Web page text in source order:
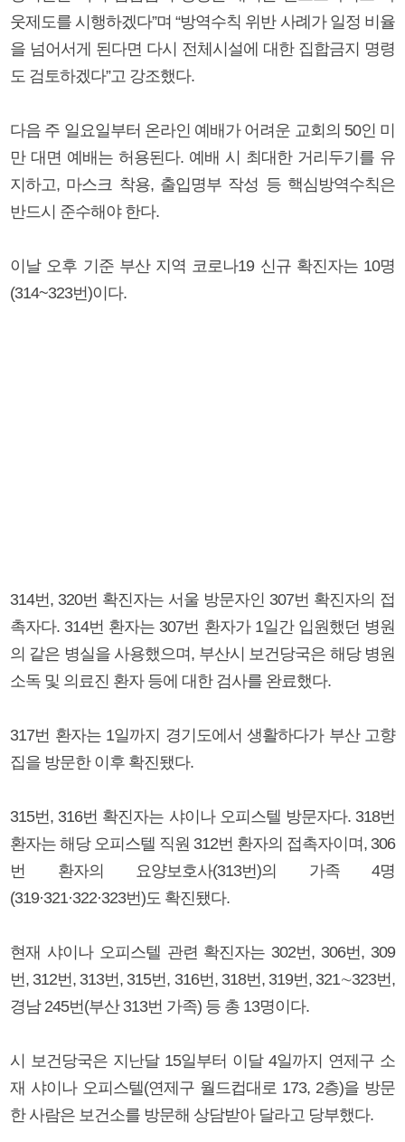
웃제도를 시행하겠다”며 “방역수칙 위반 사례가 일정 비율
을 넘어서게 된다면 다시 전체시설에 대한 집합금지 명령
도 검토하겠다”고 강조했다.
다음 주 일요일부터 온라인 예배가 어려운 교회의 50인 미
만 대면 예배는 허용된다. 예배 시 최대한 거리두기를 유
지하고, 마스크 착용, 출입명부 작성 등 핵심방역수칙은
반드시 준수해야 한다.
이날 오후 기준 부산 지역 코로나19 신규 확진자는 10명
(314~323번)이다.
314번, 320번 확진자는 서울 방문자인 307번 확진자의 접
촉자다. 314번 환자는 307번 환자가 1일간 입원했던 병원
의 같은 병실을 사용했으며, 부산시 보건당국은 해당 병원
소독 및 의료진 환자 등에 대한 검사를 완료했다.
317번 환자는 1일까지 경기도에서 생활하다가 부산 고향
집을 방문한 이후 확진됐다.
315번, 316번 확진자는 샤이나 오피스텔 방문자다. 318번
환자는 해당 오피스텔 직원 312번 환자의 접촉자이며, 306
번 환자의 요양보호사(313번)의 가족 4명
(319·321·322·323번)도 확진됐다.
현재 샤이나 오피스텔 관련 확진자는 302번, 306번, 309
번, 312번, 313번, 315번, 316번, 318번, 319번, 321∼323번,
경남 245번(부산 313번 가족) 등 총 13명이다.
시 보건당국은 지난달 15일부터 이달 4일까지 연제구 소
재 샤이나 오피스텔(연제구 월드컵대로 173, 2층)을 방문
한 사람은 보건소를 방문해 상담받아 달라고 당부했다.